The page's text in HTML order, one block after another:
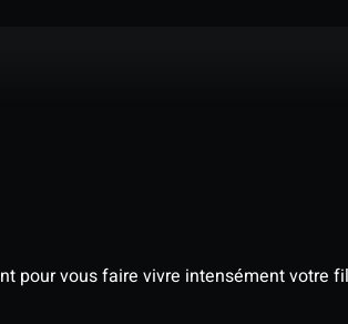
pour vous faire vivre intensément votre